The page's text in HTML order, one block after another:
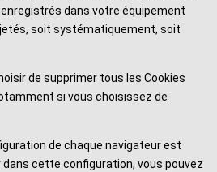
dans votre équipement
soit systématiquement, soit
de supprimer tous les Cookies
si vous choisissez de
de chaque navigateur est
cette configuration, vous pouvez